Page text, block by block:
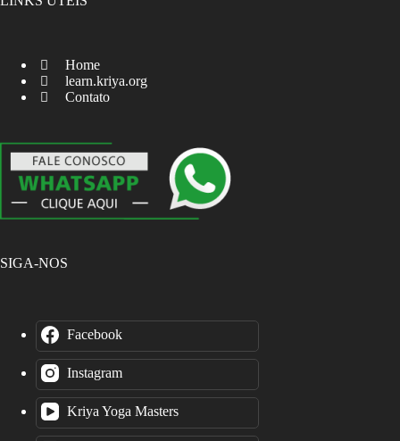
Home
learn.kriya.org
Contato
SIGA-NOS
Facebook
Instagram
Kriya Yoga Masters